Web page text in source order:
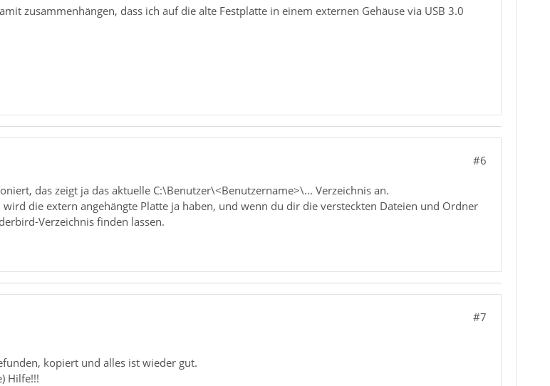
zusammenhängen, dass ich auf die alte Festplatte in einem externen Gehäuse via USB 3.0
#6
das zeigt ja das aktuelle C:\Benutzer\<Benutzername>\... Verzeichnis an.
die extern angehängte Platte ja haben, und wenn du dir die versteckten Dateien und Ordner
Verzeichnis finden lassen.
#7
kopiert und alles ist wieder gut.
Hilfe!!!